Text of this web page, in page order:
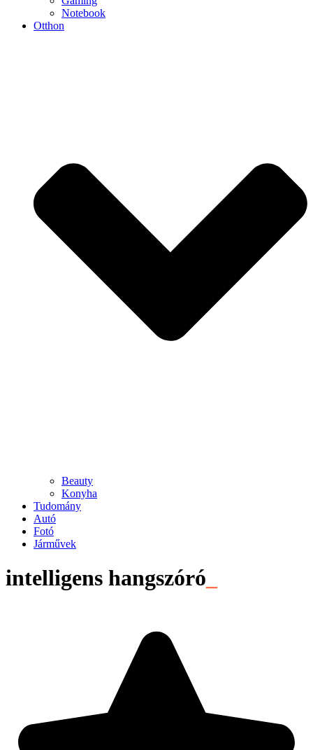
Notebook
Otthon
Beauty
Konyha
Tudomány
Autó
Fotó
Járművek
intelligens hangszóró